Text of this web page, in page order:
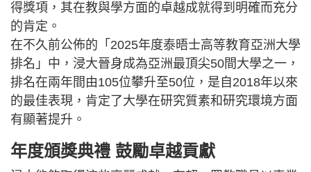
得獎項，其在教與學方面的卓越成就得到明確而充分
的肯定。
在不久前公佈的「2025年度泰晤士高等教育亞洲大學
排名」中，浸大晉身成為亞洲最頂尖50間大學之一，
排名在兩年間由105位攀升至50位，是自2018年以來
的最佳表現，肯定了大學在研究質素和研究環境方面
有顯著提升。
年度頒獎典禮 鼓勵卓越貢獻